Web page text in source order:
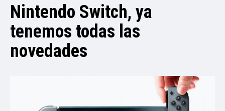
Nintendo Switch, ya
tenemos todas las
novedades